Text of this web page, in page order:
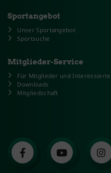
Sportangebot
Unser Sportangebot
Sportsuche
Mitglieder-Service
Für Mitglieder und Interessierte
Downloads
Mitgliedschaft